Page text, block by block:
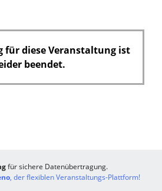
für diese Veranstaltung ist
beendet.
für sichere Datenübertragung.
, der flexiblen Veranstaltungs-Plattform!